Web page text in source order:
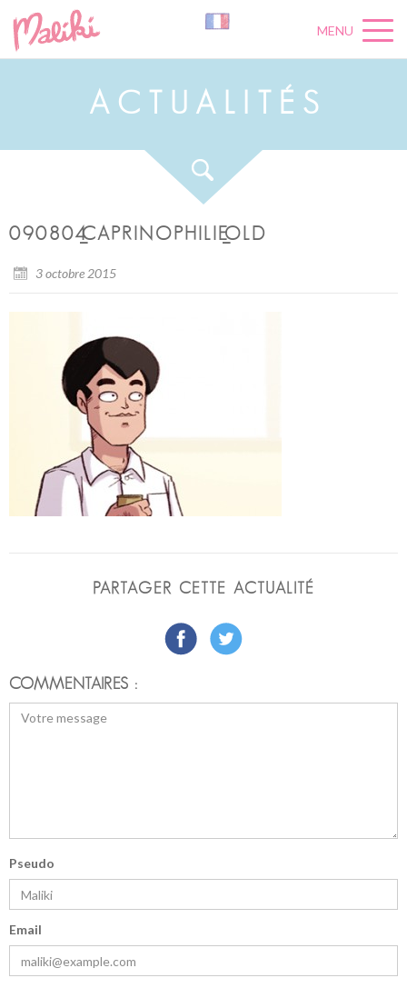
MENU
A C U A L É S
090804_CAPRINOPHILIE_OLD
3 octobre 2015
PARTAGER CETTE ACTUALITÉ
COMMENTAIRES :
Pseudo
Email